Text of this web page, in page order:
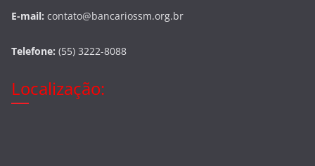
E-mail: contato@bancariossm.org.br
Telefone: (55) 3222-8088
Localização: